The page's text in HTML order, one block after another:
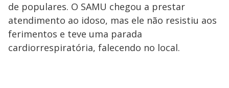
de populares. O SAMU chegou a prestar
atendimento ao idoso, mas ele não resistiu aos
ferimentos e teve uma parada
cardiorrespiratória, falecendo no local.